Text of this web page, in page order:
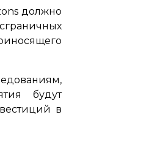
должно
будут
в